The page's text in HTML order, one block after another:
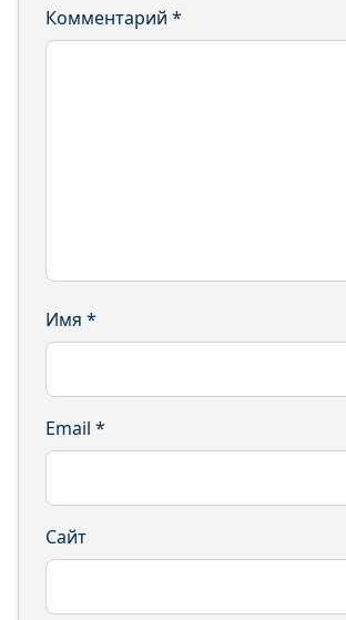
Комментарий *
Имя *
Email *
Сайт